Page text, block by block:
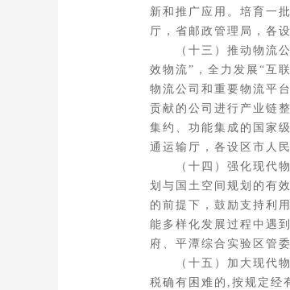
新和推广应用。培育一
厅，省邮政管理局，各
（十三）推动物流公
效物流”，全力发展“互
物流公司和重要物流平
贡献的公司进行产业链
集约、功能集成的国家
通运输厅，各设区市人
（十四）强化现代物
划与国土空间规划的有
的前提下，鼓励支持利
能多样化发展过程中遇
府、平潭综合实验区管委
（十五）加大现代物
税确有困难的,按规定经